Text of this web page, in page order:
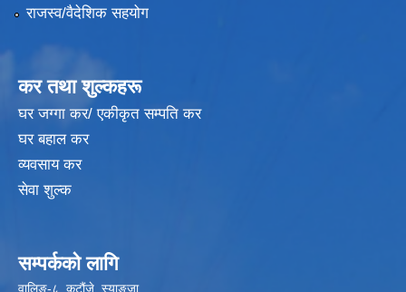
राजस्व/वैदेशिक सहयोग
कर तथा शुल्कहरू
घर जग्गा कर/ एकीकृत सम्पति कर
घर बहाल कर
व्यवसाय कर
सेवा शुल्क
सम्पर्कको लागि
वालिङ-८, कटौंजे, स्याङ्जा